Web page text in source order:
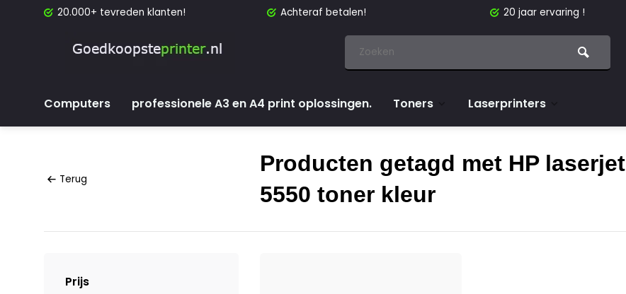
20.000+ tevreden klanten! Achteraf betalen! 20 jaar ervaring !
Computers professionele A3 en A4 print oplossingen. Toners Laserprinters
Terug
Producten getagd met HP laserjet
5550 toner kleur
Prijs